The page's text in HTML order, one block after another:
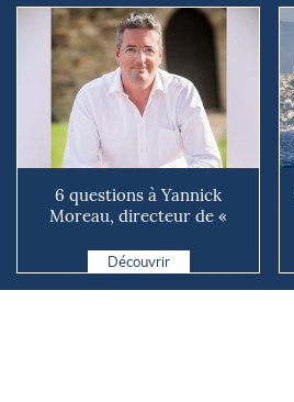
6 questions à Yannick
Moreau, directeur de «
Finistère »
Découvrir